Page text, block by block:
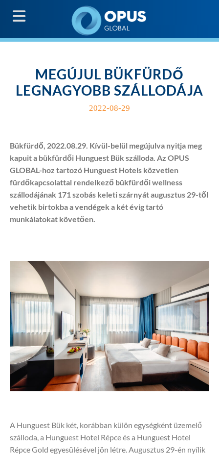
MEGÚJUL BÜKFÜRDŐ
LEGNAGYOBB SZÁLLODÁJA
2022-08-29
Bükfürdő, 2022.08.29. Kívül-belül megújulva nyitja meg
kapuit a bükfürdői Hunguest Bük szálloda. Az OPUS
GLOBAL-hoz tartozó Hunguest Hotels közvetlen
fürdőkapcsolattal rendelkező bükfürdői wellness
szállodájának 171 szobás keleti szárnyát augusztus 29-től
vehetik birtokba a vendégek a két évig tartó
munkálatokat követően.
A Hunguest Bük két, korábban külön egységként üzemelő
szálloda, a Hunguest Hotel Répce és a Hunguest Hotel
Répce Gold egyesülésével jön létre. Augusztus 29-én nyílik